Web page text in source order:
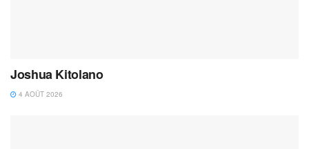
Joshua Kitolano
4 AOÛT 2026